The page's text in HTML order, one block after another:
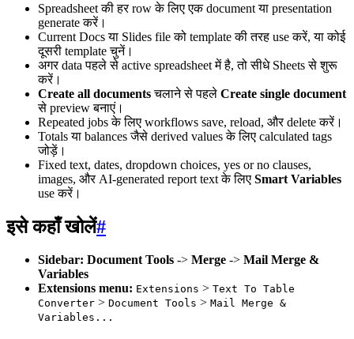
Spreadsheet की हर row के लिए एक document या presentation
generate करें।
Current Docs या Slides file को template की तरह use करें, या कोई
दूसरी template चुनें।
अगर data पहले से active spreadsheet में है, तो सीधे Sheets से शुरू
करें।
Create all documentsचलाने से पहले Create single document
से preview बनाएं।
Repeated jobs के लिए workflows save, reload, और delete करें।
Totals या balances जैसे derived values के लिए calculated tags
जोड़ें।
Fixed text, dates, dropdown choices, yes or no clauses,
images, और AI-generated report text के लिए Smart Variables
use करें।
इसे कहाँ खोलें#
Sidebar: Document Tools -> Merge -> Mail Merge &
Variables
Extensions menu: Extensions > Text To Table
Converter > Document Tools > Mail Merge &
Variables...